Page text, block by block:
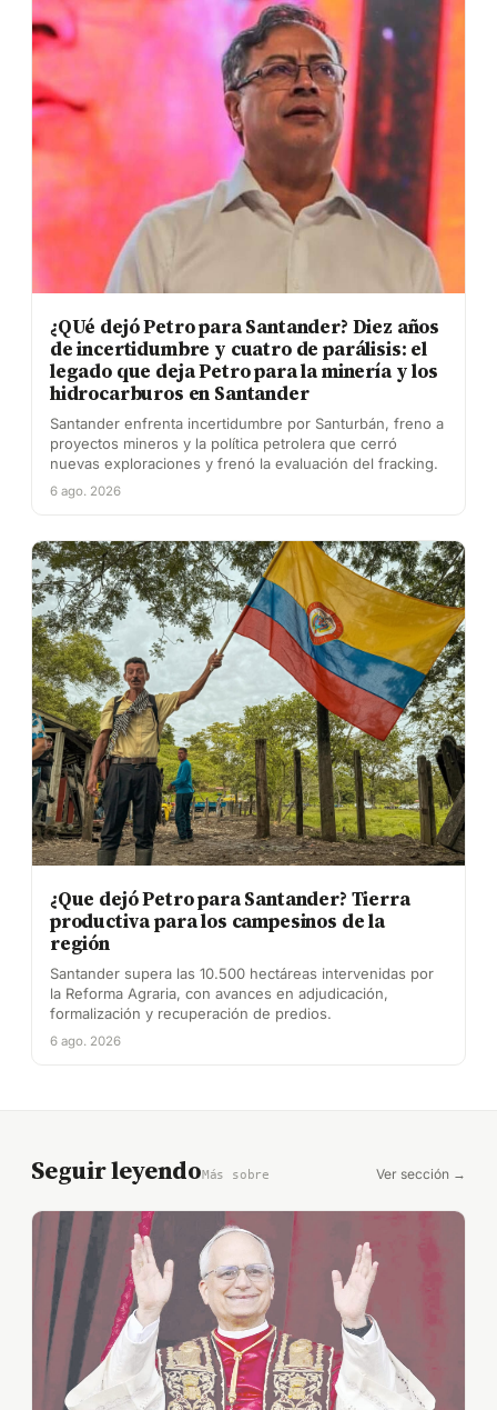
¿QUé dejó Petro para Santander? Diez años
de incertidumbre y cuatro de parálisis: el
legado que deja Petro para la minería y los
hidrocarburos en Santander
Santander enfrenta incertidumbre por Santurbán, freno a
proyectos mineros y la política petrolera que cerró
nuevas exploraciones y frenó la evaluación del fracking.
6 ago. 2026
¿Que dejó Petro para Santander? Tierra
productiva para los campesinos de la
región
Santander supera las 10.500 hectáreas intervenidas por
la Reforma Agraria, con avances en adjudicación,
formalización y recuperación de predios.
6 ago. 2026
Seguir leyendoMás sobre Ver sección →